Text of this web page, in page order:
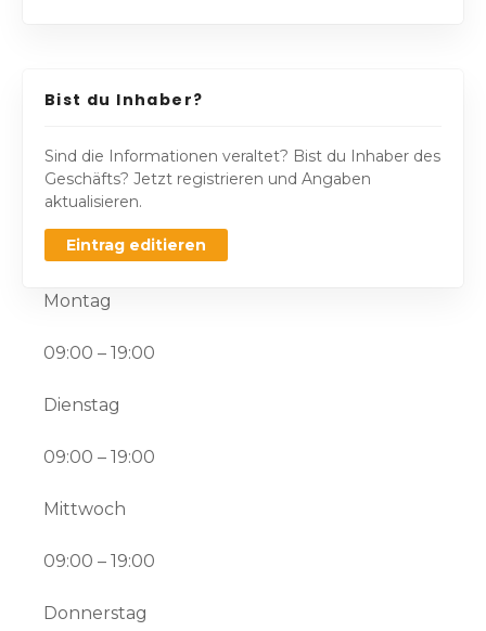
Bist du Inhaber?
Sind die Informationen veraltet? Bist du Inhaber des
Geschäfts? Jetzt registrieren und Angaben
aktualisieren.
Eintrag editieren
Montag
09:00 – 19:00
Dienstag
09:00 – 19:00
Mittwoch
09:00 – 19:00
Donnerstag